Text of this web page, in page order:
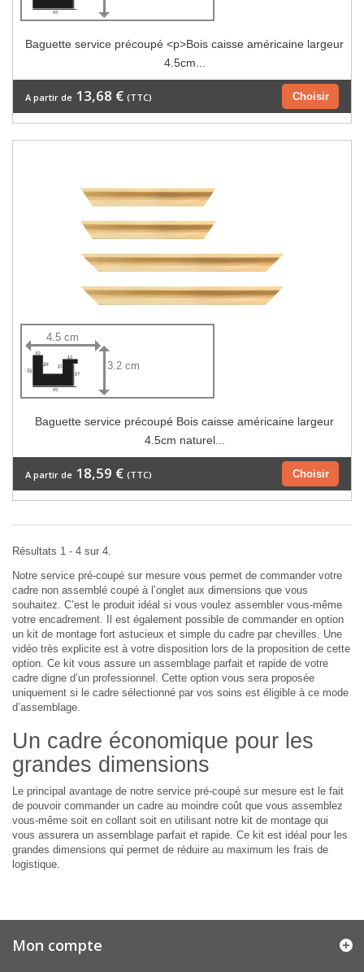
Baguette service précoupé <p>Bois caisse américaine largeur
4.5cm...
Choisir
A partir de 13,68 € (TTC)
4.5 cm
3.2 cm
Baguette service précoupé Bois caisse américaine largeur
4.5cm naturel...
Choisir
A partir de 18,59 € (TTC)
Résultats 1 - 4 sur 4.
Notre service pré-coupé sur mesure vous permet de commander votre
cadre non assemblé coupé à l’onglet aux dimensions que vous
souhaitez. C’est le produit idéal si vous voulez assembler vous-même
votre encadrement. Il est également possible de commander en option
un kit de montage fort astucieux et simple du cadre par chevilles. Une
vidéo très explicite est à votre disposition lors de la proposition de cette
option. Ce kit vous assure un assemblage parfait et rapide de votre
cadre digne d’un professionnel. Cette option vous sera proposée
uniquement si le cadre sélectionné par vos soins est éligible à ce mode
d’assemblage.
Un cadre économique pour les
grandes dimensions
Le principal avantage de notre service pré-coupé sur mesure est le fait
de pouvoir commander un cadre au moindre coût que vous assemblez
vous-même soit en collant soit en utilisant notre kit de montage qui
vous assurera un assemblage parfait et rapide. Ce kit est idéal pour les
grandes dimensions qui permet de réduire au maximum les frais de
logistique.
Mon compte